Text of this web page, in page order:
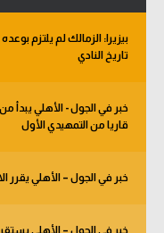
بيزيرا: الزمالك لم يلتزم
تاريخ النادي
قاريا من التمهيدي الأول
خبر في الجول – الأهلي يقرر